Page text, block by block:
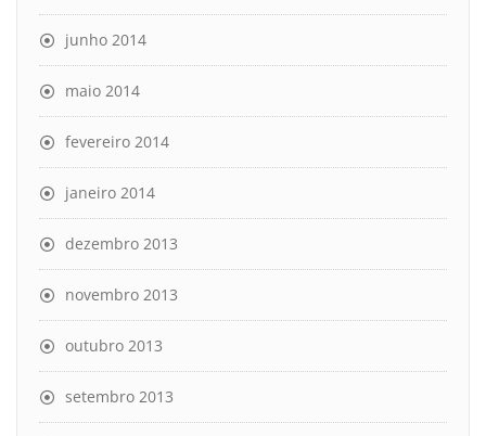
junho 2014
maio 2014
fevereiro 2014
janeiro 2014
dezembro 2013
novembro 2013
outubro 2013
setembro 2013